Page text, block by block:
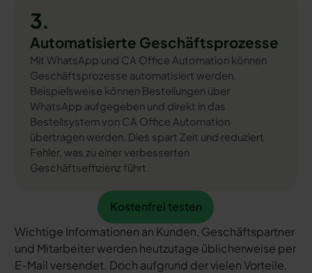
3.
Automatisierte Geschäftsprozesse
Mit WhatsApp und CA Office Automation können
Geschäftsprozesse automatisiert werden.
Beispielsweise können Bestellungen über
WhatsApp aufgegeben und direkt in das
Bestellsystem von CA Office Automation
übertragen werden. Dies spart Zeit und reduziert
Fehler, was zu einer verbesserten
Geschäftseffizienz führt.
Kostenfrei testen
Kostenfrei testen
Wichtige Informationen an Kunden, Geschäftspartner
und Mitarbeiter werden heutzutage üblicherweise per
E-Mail versendet. Doch aufgrund der vielen Vorteile,